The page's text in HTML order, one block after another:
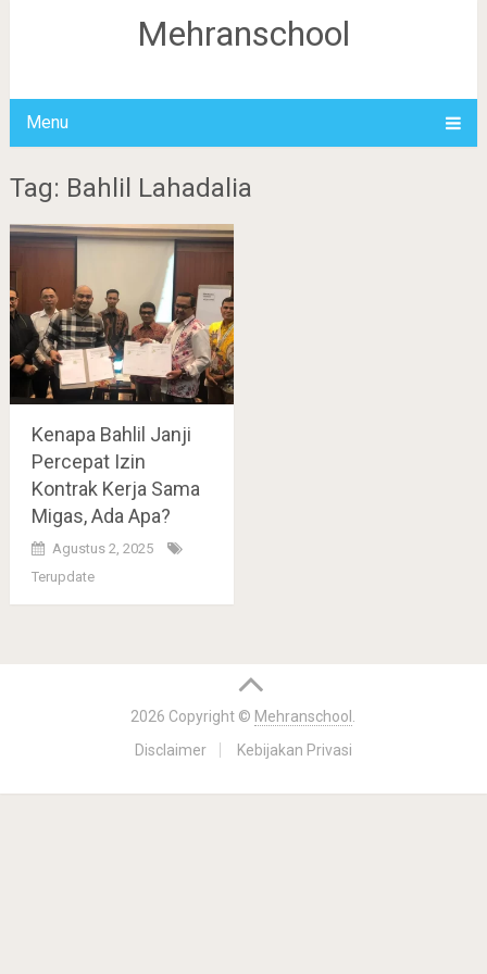
Mehranschool
Menu
Tag: Bahlil Lahadalia
Kenapa Bahlil Janji
Percepat Izin
Kontrak Kerja Sama
Migas, Ada Apa?
Agustus 2, 2025
Terupdate
2026 Copyright © Mehranschool
Disclaimer
Kebijakan Privasi